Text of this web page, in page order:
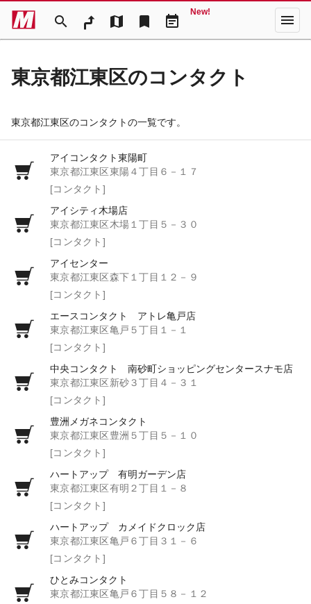
search map bookmark event_note
New! menu
東京都江東区のコンタクト
東京都江東区のコンタクトの一覧です。
アイコンタクト東陽町
東京都江東区東陽４丁目６－１７
[コンタクト]
アイシティ木場店
東京都江東区木場１丁目５－３０
[コンタクト]
アイセンター
東京都江東区森下１丁目１２－９
[コンタクト]
エースコンタクト アトレ亀戸店
東京都江東区亀戸５丁目１－１
[コンタクト]
中央コンタクト 南砂町ショッピングセンタースナモ店
東京都江東区新砂３丁目４－３１
[コンタクト]
豊洲メガネコンタクト
東京都江東区豊洲５丁目５－１０
[コンタクト]
ハートアップ 有明ガーデン店
東京都江東区有明２丁目１－８
[コンタクト]
ハートアップ カメイドクロック店
東京都江東区亀戸６丁目３１－６
[コンタクト]
ひとみコンタクト
東京都江東区亀戸６丁目５８－１２